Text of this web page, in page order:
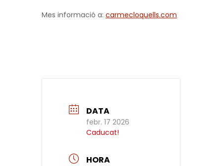
Mes informació a: carmecloquells.com
DATA
febr. 17 2026
Caducat!
HORA